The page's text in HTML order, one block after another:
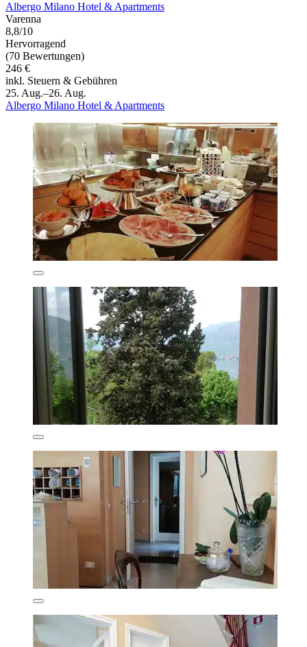
Albergo Milano Hotel & Apartments
Varenna
8,8/10
Hervorragend
(70 Bewertungen)
246 €
inkl. Steuern & Gebühren
25. Aug.–26. Aug.
Albergo Milano Hotel & Apartments